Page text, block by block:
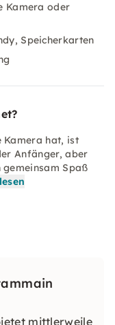
Kamera oder
Speicherkarten
Kamera hat, ist
Anfänger, aber
Spaß
mittlerweile